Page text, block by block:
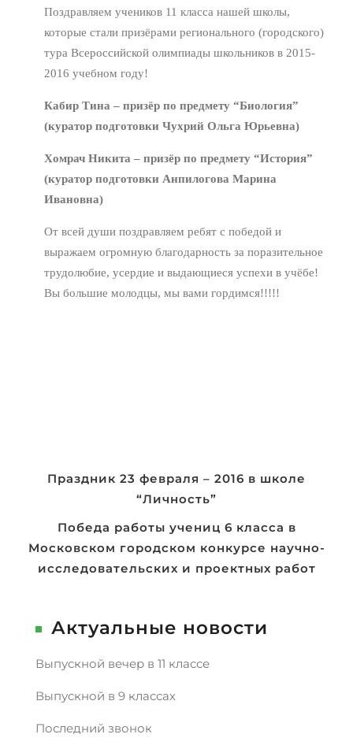
Поздравляем учеников 11 класса нашей школы,
которые стали призёрами регионального (городского)
тура Всероссийской олимпиады школьников в 2015-
2016 учебном году!
Кабир Тина – призёр по предмету “Биология”
(куратор подготовки Чухрий Ольга Юрьевна)
Хомрач Никита – призёр по предмету “История”
(куратор подготовки Анпилогова Марина
Ивановна)
От всей души поздравляем ребят с победой и
выражаем огромную благодарность за поразительное
трудолюбие, усердие и выдающиеся успехи в учёбе!
Вы большие молодцы, мы вами гордимся!!!!!
Навигация
записям
Праздник 23 февраля – 2016 в школе
“Личность”
Победа работы учениц 6 класса в
Московском городском конкурсе научно-
исследовательских и проектных работ
Актуальные новости
Выпускной вечер в 11 классе
Выпускной в 9 классах
Последний звонок